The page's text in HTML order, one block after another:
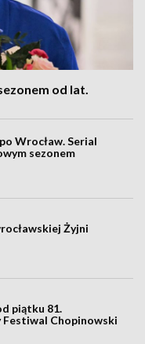
od lat.
Wrocław. Serial
sezonem
Żyjni
piątku 81.
Chopinowski